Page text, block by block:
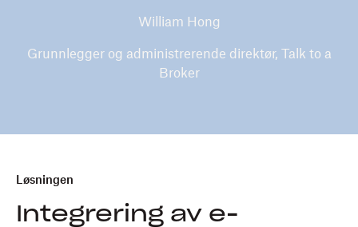
William Hong
Grunnlegger og administrerende direktør, Talk to a
Broker
Løsningen
Integrering av e-